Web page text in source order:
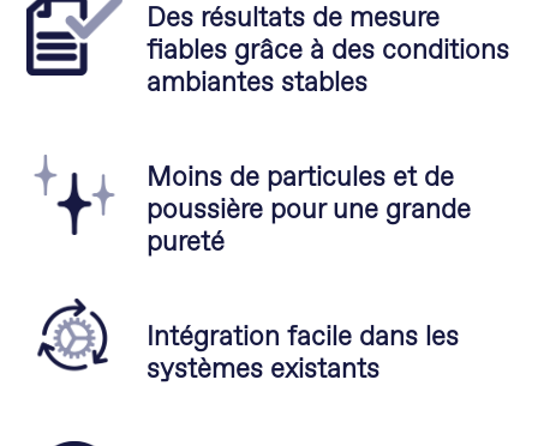
Des résultats de mesure
fiables grâce à des conditions
ambiantes stables
Moins de particules et de
poussière pour une grande
pureté
Intégration facile dans les
systèmes existants